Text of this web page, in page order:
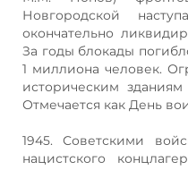
Новгородской
окончательно
За годы блокады
1 миллиона человек.
историческим
Отмечается как День
1945. Советскими
нацистского